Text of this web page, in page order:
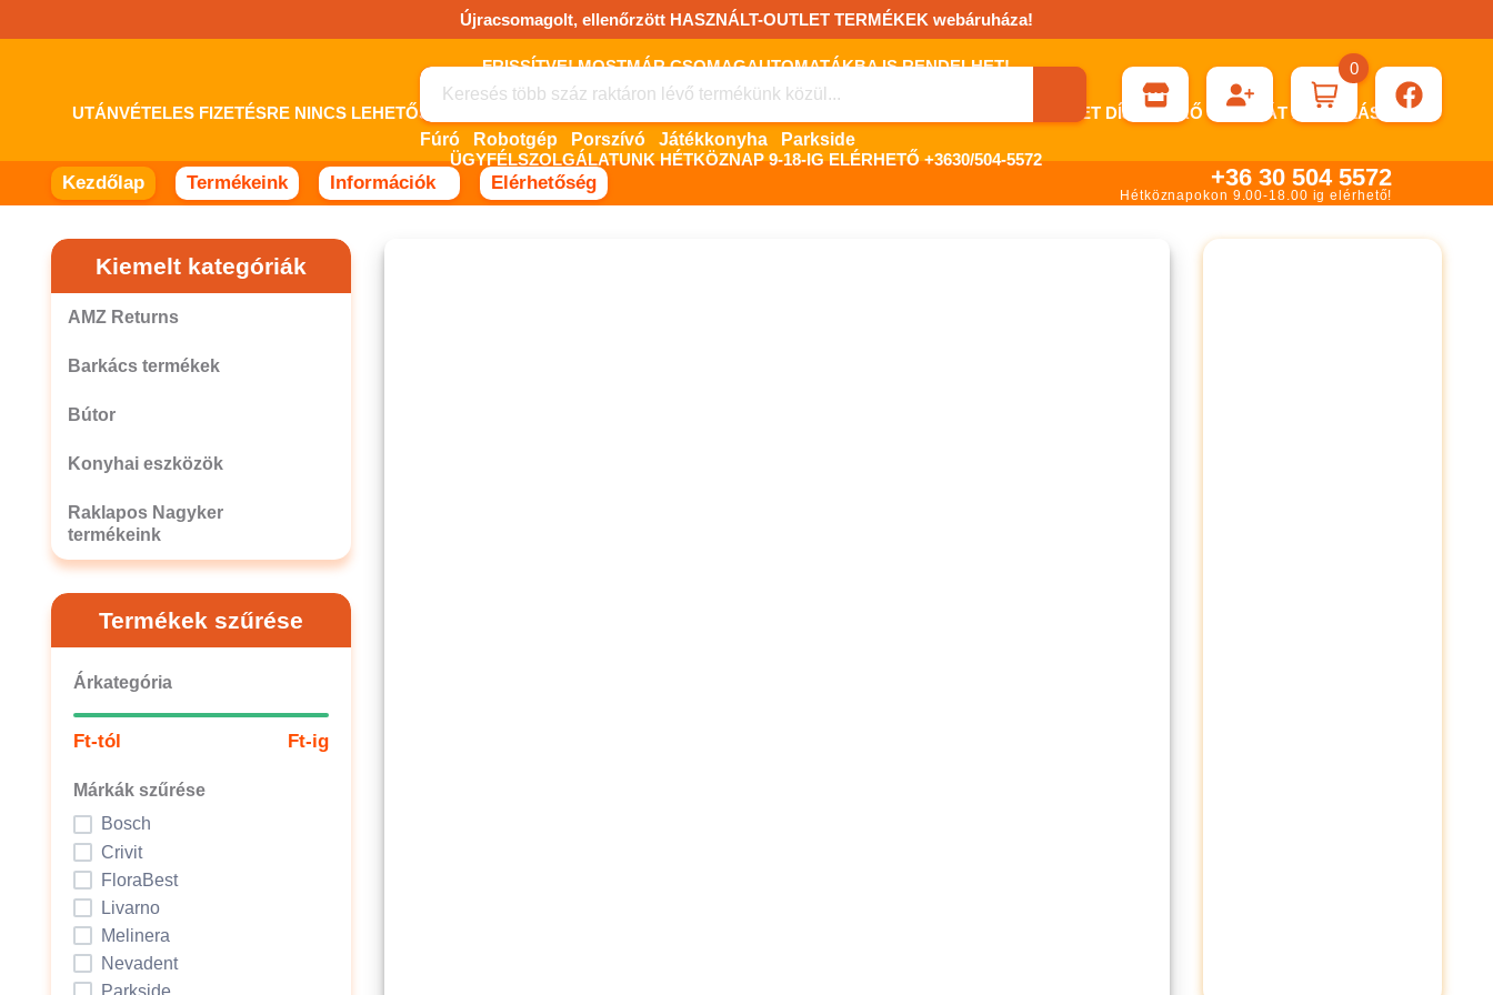
a
Újracsomagolt, ellenőrzött HASZNÁLT-OUTLET TERMÉKEK webáruháza!
FRISSÍTVE! MOSTMÁR CSOMAGAUTOMATÁKBA IS RENDELHET!
UTÁNVÉTELES FIZETÉSRE NINCS LEHETŐSÉG! FIZETNI ONLINE BANKKÁRTYÁVAL LEHETSÉGES, SZÜKSÉG ESETÉN KÉRHET DÍJBEKÉRŐ SZÁMLÁT ÁTUTALÁSHOZ.
ÜGYFÉLSZOLGÁLATUNK HÉTKÖZNAP 9-18-IG ELÉRHETŐ +3630/504-5572
Fúró Robotgép Porszívó Játékkonyha Parkside
0
Kezdőlap Termékeink Információk Elérhetőség +36 30 504 5572
Hétköznapokon 9.00-18.00 ig elérhető!
Kiemelt kategóriák
AMZ Returns
Barkács termékek
Bútor
Konyhai eszközök
Raklapos Nagyker
termékeink
Termékek szűrése
Árkategória
Ft-tól Ft-ig
Márkák szűrése
Bosch
Crivit
FloraBest
Livarno
Melinera
Nevadent